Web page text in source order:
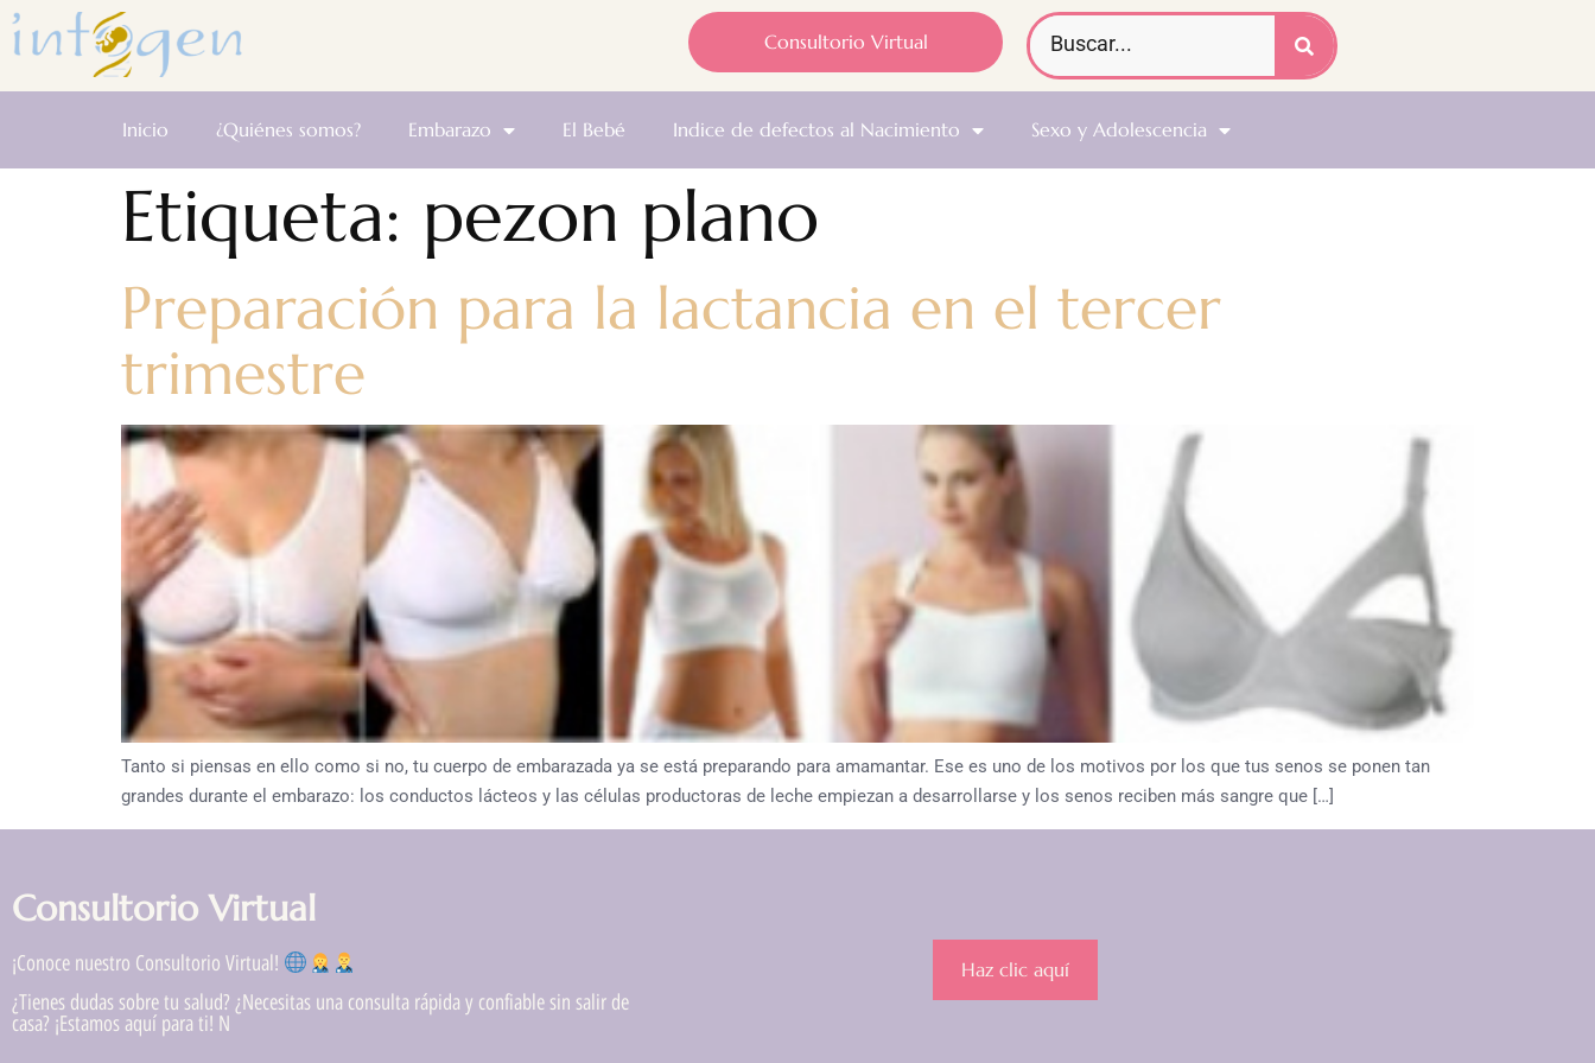
Consultorio Virtual
Inicio ¿Quiénes somos? Embarazo El Bebé Indice de defectos al Nacimiento Sexo y Adolescencia
Etiqueta: pezon plano
Preparación para la lactancia en el tercer
trimestre
Tanto si piensas en ello como si no, tu cuerpo de embarazada ya se está preparando para amamantar. Ese es uno de los motivos por los que tus senos se ponen tan
grandes durante el embarazo: los conductos lácteos y las células productoras de leche empiezan a desarrollarse y los senos reciben más sangre que […]
Consultorio Virtual
¡Conoce nuestro Consultorio Virtual!
¿Tienes dudas sobre tu salud? ¿Necesitas una consulta rápida y confiable sin salir de
casa? ¡Estamos aquí para ti! N
Haz clic aquí